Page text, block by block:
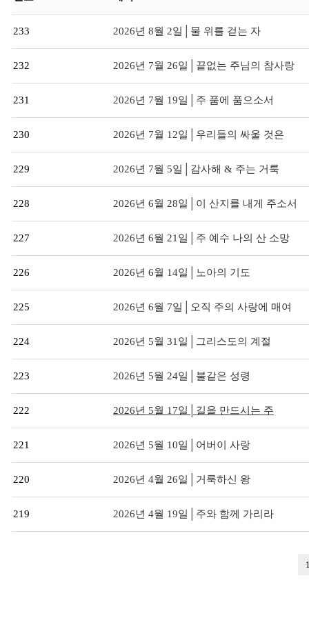
233 2026년 8월 2일│물 위를 걷는 자
232 2026년 7월 26일│끝없는 주님의 참사랑
231 2026년 7월 19일│주 품에 품으소서
230 2026년 7월 12일│우리들의 싸울 것은
229 2026년 7월 5일│감사해 & 주는 거룩
228 2026년 6월 28일│이 산지를 내게 주소서
227 2026년 6월 21일│주 예수 나의 산 소망
226 2026년 6월 14일│노아의 기도
225 2026년 6월 7일│오직 주의 사랑에 매여
224 2026년 5월 31일│그리스도의 계절
223 2026년 5월 24일│불같은 성령
222 2026년 5월 17일│길을 만드시는 주
221 2026년 5월 10일│어버이 사랑
220 2026년 4월 26일│거룩하신 왕
219 2026년 4월 19일│주와 함께 가리라
1